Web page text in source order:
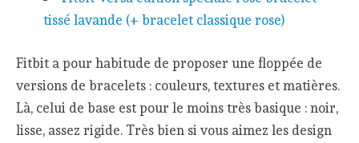
tissé lavande (+ bracelet classique rose)
Fitbit a pour habitude de proposer une floppée de
versions de bracelets : couleurs, textures et matières.
Là, celui de base est pour le moins très basique : noir,
lisse, assez rigide. Très bien si vous aimez les design